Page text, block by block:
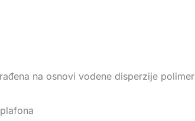
na osnovi vodene disperzije